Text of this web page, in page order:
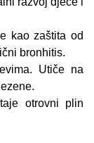
kao zaštita od
bronhitis.
Utiče na
otrovni plin